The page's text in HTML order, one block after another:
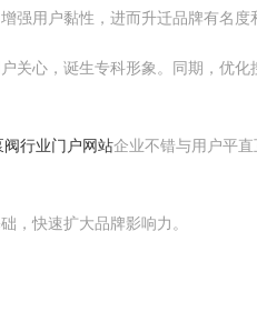
用户黏性，进而升迁品牌有名度
心，诞生专科形象。同期，优化
行业门户网站企业不错与用户平直
，快速扩大品牌影响力。